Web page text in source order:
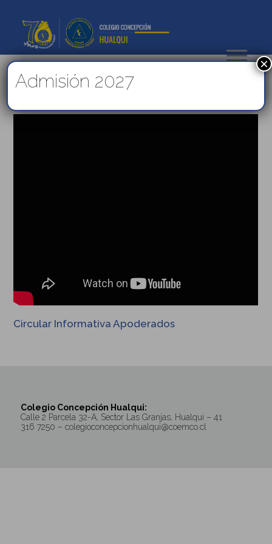
ADMISION 2019
Circular Informativa Apoderados
Colegio Concepción Hualqui:
Calle 2 Parcela 32-A, Sector Las Granjas, Hualqui – 41
316 7250 – colegioconcepcionhualqui@coemco.cl
Admisión 2027
×